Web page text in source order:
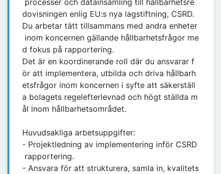
processer och datainsamling till hållbarhetsre
dovisningen enlig EU:s nya lagstiftning, CSRD.
Du arbetar tätt tillsammans med andra enheter
inom koncernen gällande hållbarhetsfrågor me
d fokus på rapportering.
Det är en koordinerande roll där du ansvarar f
ör att implementera, utbilda och driva hållbarh
etsfrågor inom koncernen i syfte att säkerställ
a bolagets regelefterlevnad och högt ställda m
ål inom hållbarhetsområdet.
Huvudsakliga arbetsuppgifter:
- Projektledning av implementering inför CSRD
rapportering.
- Ansvara för att strukturera, samla in, kvalitets